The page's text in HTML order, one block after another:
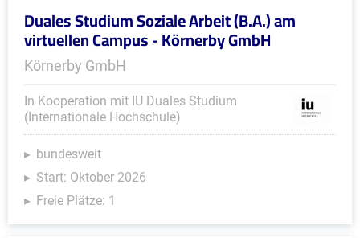
Duales Studium Soziale Arbeit (B.A.) am
virtuellen Campus - Körnerby GmbH
Körnerby GmbH
In Kooperation mit IU Duales Studium
(Internationale Hochschule)
bundesweit
Start: Oktober 2026
Freie Plätze: 1